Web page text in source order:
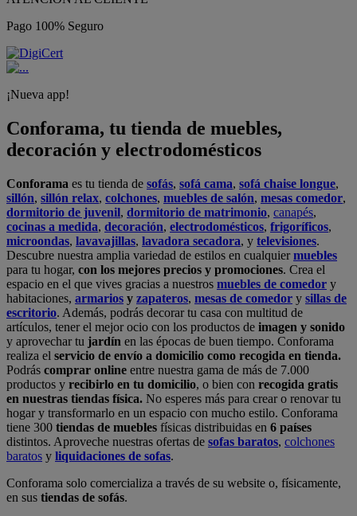
Pago 100% Seguro
¡Nueva app!
Conforama, tu tienda de muebles,
decoración y electrodomésticos
Conforama es tu tienda de sofás, sofá cama, sofá chaise longue,
sillón, sillón relax, colchones, muebles de salón, mesas comedor,
dormitorio de juvenil, dormitorio de matrimonio, canapés,
cocinas a medida, decoración, electrodomésticos, frigoríficos,
microondas, lavavajillas, lavadora secadora, y televisiones.
Descubre nuestra amplia variedad de estilos en cualquiermuebles
para tu hogar, con los mejores precios y promociones. Crea el
espacio en el que vives gracias a nuestros muebles de comedor y
habitaciones, armarios y zapateros, mesas de comedor y sillas de
escritorio. Además, podrás decorar tu casa con multitud de
artículos, tener el mejor ocio con los productos de imagen y sonido
y aprovechar tu jardín en las épocas de buen tiempo. Conforama
realiza el servicio de envío a domicilio como recogida en tienda.
Podrás comprar online entre nuestra gama de más de 7.000
productos y recibirlo en tu domicilio, o bien con recogida gratis
en nuestras tiendas física. No esperes más para crear o renovar tu
hogar y transformarlo en un espacio con mucho estilo. Conforama
tiene 300 tiendas de muebles físicas distribuidas en 6 países
distintos. Aproveche nuestras ofertas de sofas baratos, colchones
baratos y liquidaciones de sofas.
Conforama solo comercializa a través de su website o, físicamente,
en sus tiendas de sofás.